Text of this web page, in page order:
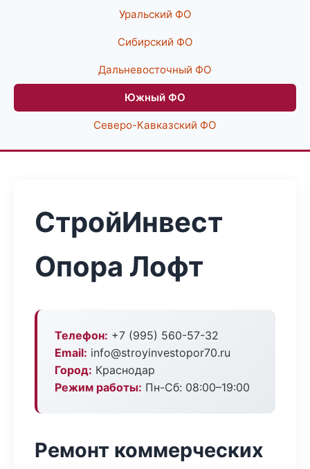
Уральский ФО
Сибирский ФО
Дальневосточный ФО
Южный ФО
Северо-Кавказский ФО
СтройИнвест
Опора Лофт
Телефон: +7 (995) 560-57-32
Email: info@stroyinvestopor70.ru
Город: Краснодар
Режим работы: Пн-Сб: 08:00–19:00
Ремонт коммерческих